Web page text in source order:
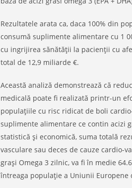
Rezultatele arata ca, daca 100% din
consumă suplimente alimentare cu 1
cu ingrijirea sănătății la pacienții cu
total de 12,9 miliarde €.
Această analiză demonstrează că
medicală poate fi realizată printr-un
populațiile cu risc ridicat de boli
suplimente alimentare ce contin acizi
statistică și economică, suma totală
vasculare sau deces de cauze cardio-
grași Omega 3 zilnic, va fi în medie
întreaga populație a Uniunii Europene